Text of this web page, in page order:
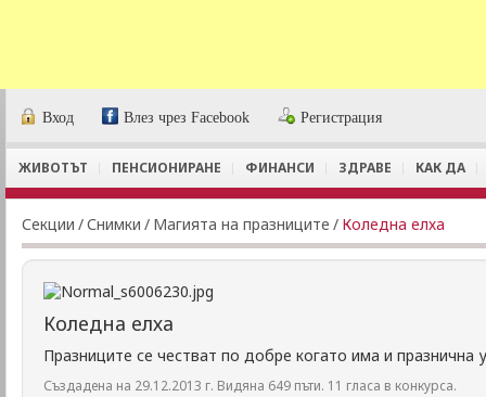
Вход Влез чрез Facebook Регистрация
ЖИВОТЪТ ПЕНСИОНИРАНЕ ФИНАНСИ ЗДРАВЕ КАК ДА
Секции /Снимки / Магията на празниците / Коледна елха
Коледна елха
Празниците се честват по добре когато има и празнична
Създадена на 29.12.2013 г. Видяна 649 пъти. 11 гласа в конкурса.